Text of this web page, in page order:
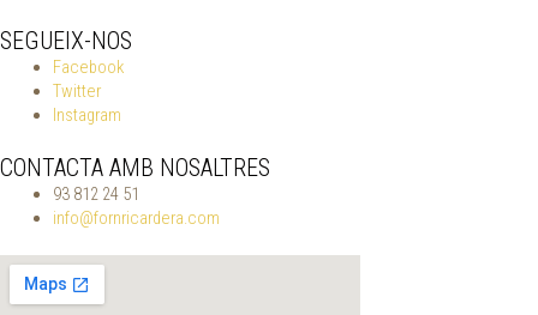
SEGUEIX-NOS
Facebook
Twitter
Instagram
CONTACTA AMB NOSALTRES
93 812 24 51
info@fornricardera.com